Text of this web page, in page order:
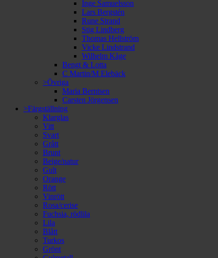
Inge Samuelsson
Lars Bergstén
Rune Strand
Stig Lindberg
Thomas Hellström
Vicke Lindstrand
Wilhelm Kåge
Bengt & Lotta
C Martin/M Elebäck
>Övriga
Maria Berntsen
Carsten Jörgensen
>Färgställning
Klarglas
Vitt
Svart
Grått
Brunt
Beige/natur
Gult
Orange
Rött
Vinrött
Rosa/cerise
Fuchsia, rödlila
Lila
Blått
Turkos
Grönt